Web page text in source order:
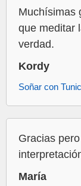
Muchísimas
que meditar
verdad.
Kordy
Soñar con
Gracias
María